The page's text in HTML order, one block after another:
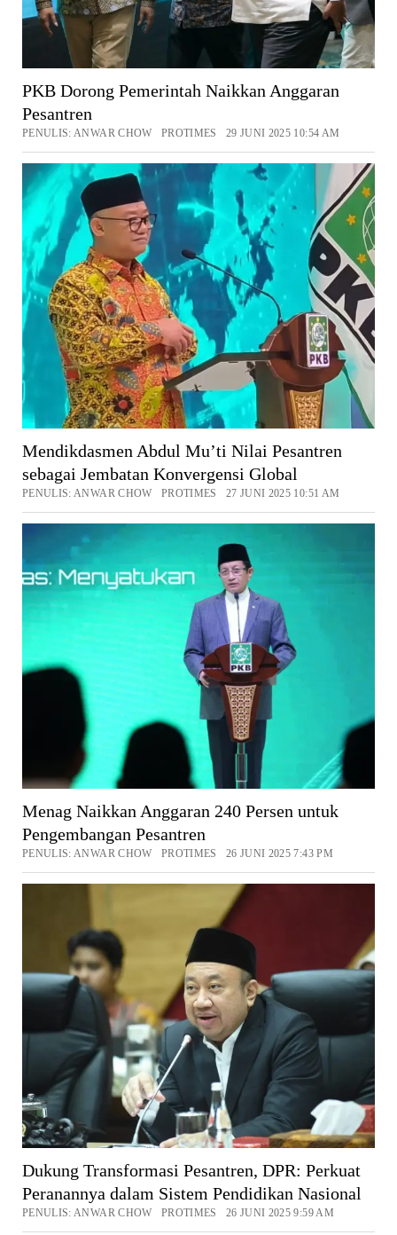
PKB Dorong Pemerintah Naikkan Anggaran
Pesantren
PENULIS: ANWAR CHOW PROTIMES 29 JUNI 2025 10:54 AM
Mendikdasmen Abdul Mu’ti Nilai Pesantren
sebagai Jembatan Konvergensi Global
PENULIS: ANWAR CHOW PROTIMES 27 JUNI 2025 10:51 AM
Menag Naikkan Anggaran 240 Persen untuk
Pengembangan Pesantren
PENULIS: ANWAR CHOW PROTIMES 26 JUNI 2025 7:43 PM
Dukung Transformasi Pesantren, DPR: Perkuat
Peranannya dalam Sistem Pendidikan Nasional
PENULIS: ANWAR CHOW PROTIMES 26 JUNI 2025 9:59 AM